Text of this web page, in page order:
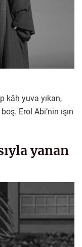
kâh yuva yıkan,
Erol Abi’nin ışın
yanan